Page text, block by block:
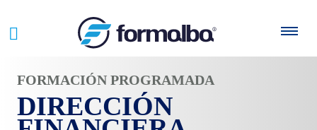
FORMACIÓN PROGRAMADA
DIRECCIÓN